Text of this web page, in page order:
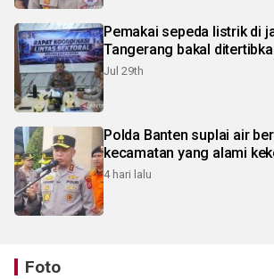
Pemakai sepeda listrik di
Tangerang bakal
Jul 29th
Polda Banten suplai air
kecamatan yang alami
4 hari lalu
Foto